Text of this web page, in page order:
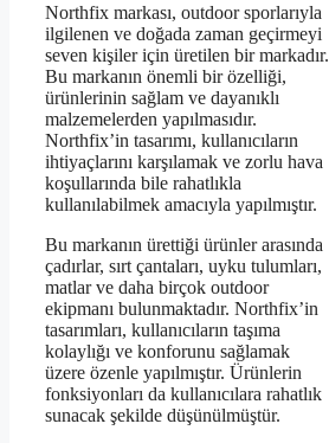
Northfix markası, outdoor sporlarıyla
ilgilenen ve doğada zaman geçirmeyi
seven kişiler için üretilen bir markadır.
Bu markanın önemli bir özelliği,
ürünlerinin sağlam ve dayanıklı
malzemelerden yapılmasıdır.
Northfix’in tasarımı, kullanıcıların
ihtiyaçlarını karşılamak ve zorlu hava
koşullarında bile rahatlıkla
kullanılabilmek amacıyla yapılmıştır.
Bu markanın ürettiği ürünler arasında
çadırlar, sırt çantaları, uyku tulumları,
matlar ve daha birçok outdoor
ekipmanı bulunmaktadır. Northfix’in
tasarımları, kullanıcıların taşıma
kolaylığı ve konforunu sağlamak
üzere özenle yapılmıştır. Ürünlerin
fonksiyonları da kullanıcılara rahatlık
sunacak şekilde düşünülmüştür.